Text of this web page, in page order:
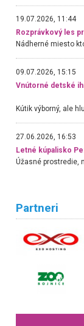
19.07.2026, 11:44
Rozprávkový les
09.07.2026, 15:15
Vnútorné detské
27.06.2026, 16:53
Letné kúpalisko
Partneri